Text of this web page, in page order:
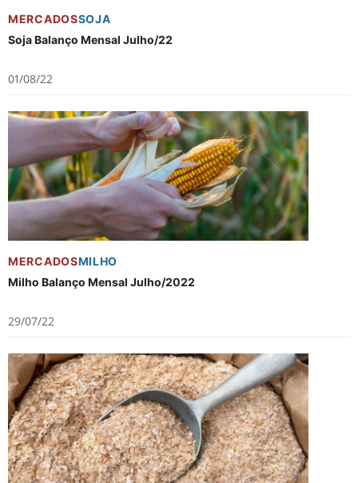
MERCADOSSOJA
Soja Balanço Mensal Julho/22
01/08/22
MERCADOSMILHO
Milho Balanço Mensal Julho/2022
29/07/22